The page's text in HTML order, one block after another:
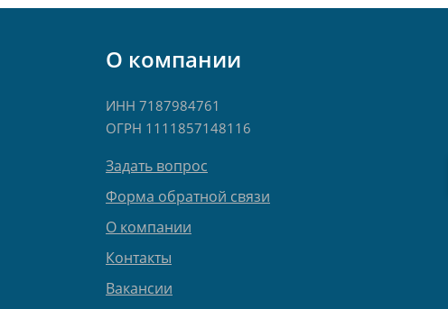
О компании
ИНН 7187984761
ОГРН 1111857148116
Задать вопрос
Форма обратной связи
О компании
Контакты
Вакансии